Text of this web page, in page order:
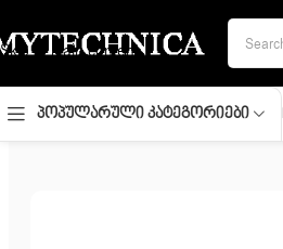
Skip to main content
Პოპულარული Კატეგორიები